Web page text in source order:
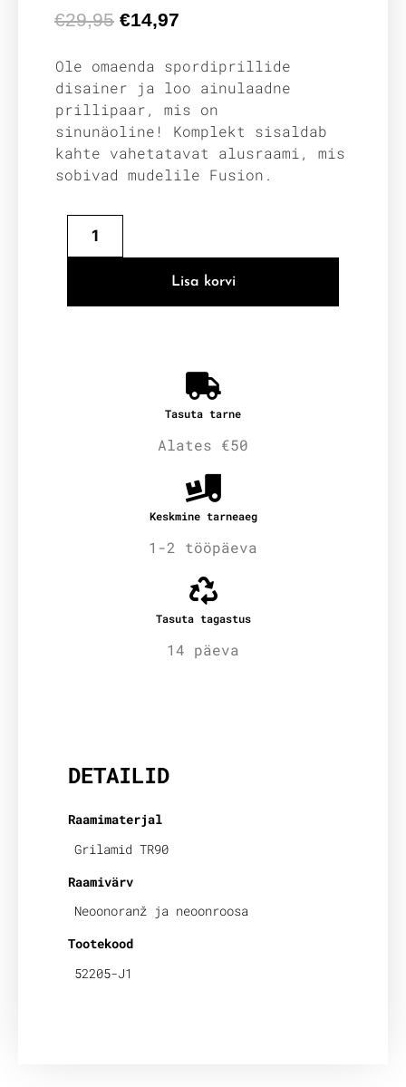
€29,95 €14,97
Ole omaenda spordiprillide
disainer ja loo ainulaadne
prillipaar, mis on
sinunäoline! Komplekt sisaldab
kahte vahetatavat alusraami, mis
sobivad mudelile Fusion.
Lisa korvi
Tasuta tarne
Alates €50
Keskmine tarneaeg
1-2 tööpäeva
Tasuta tagastus
14 päeva
DETAILID
Raamimaterjal
Grilamid TR90
Raamivärv
Neoonoranž ja neoonroosa
Tootekood
52205-J1